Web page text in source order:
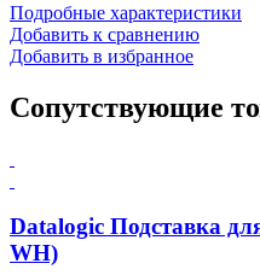
Подробные характеристики
Добавить к сравнению
Добавить в избранное
Сопутствующие
Datalogic Подставка
WH)